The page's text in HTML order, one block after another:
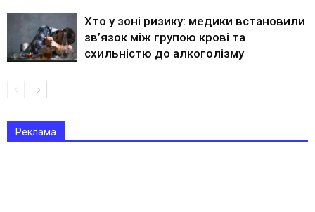
Хто у зоні ризику: медики встановили
зв’язок між групою крові та
схильністю до алкоголізму
Реклама